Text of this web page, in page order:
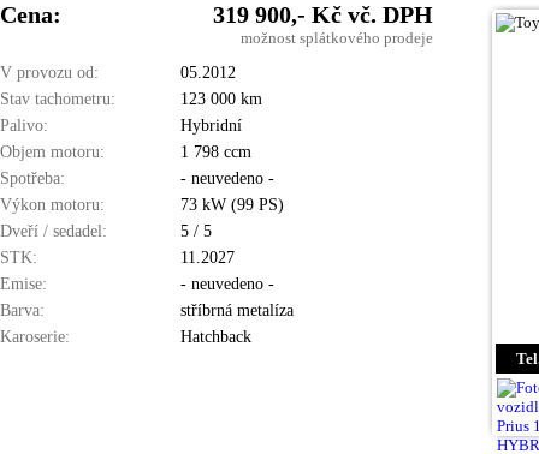
Cena: 319 900,- Kč vč. DPH
možnost splátkového prodeje
V provozu od:
05.2012
Stav tachometru:
123 000 km
Palivo:
Hybridní
Objem motoru:
1 798 ccm
Spotřeba:
- neuvedeno -
Výkon motoru:
73 kW (99 PS)
Dveří / sedadel:
5 / 5
STK:
11.2027
Emise:
- neuvedeno -
Barva:
stříbrná metalíza
Karoserie:
Hatchback